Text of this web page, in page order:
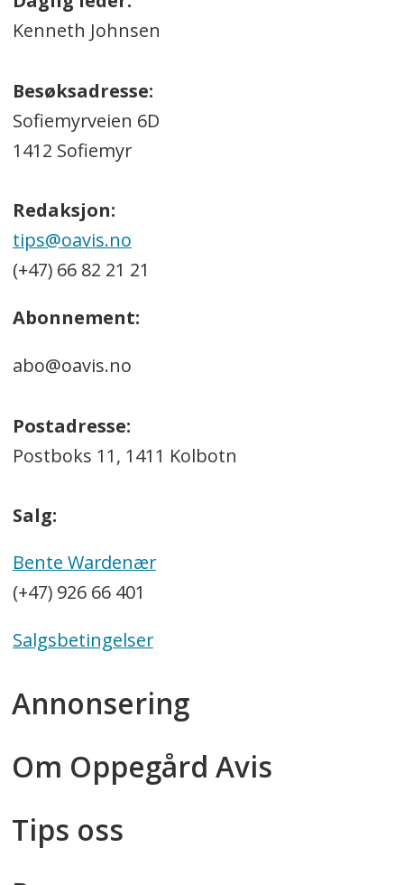
Kenneth Johnsen
Besøksadresse:
Sofiemyrveien 6D
1412 Sofiemyr
Redaksjon:
tips@oavis.no
(+47) 66 82 21 21
Abonnement:
abo@oavis.no
Postadresse:
Postboks 11, 1411 Kolbotn
Salg:
Bente Wardenær
(+47) 926 66 401
Salgsbetingelser
Annonsering
Om Oppegård Avis
Tips oss